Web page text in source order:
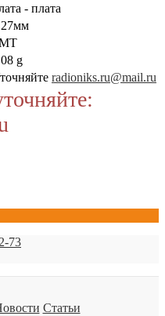
- плата
g
radioniks.ru@mail.ru
73
Статьи